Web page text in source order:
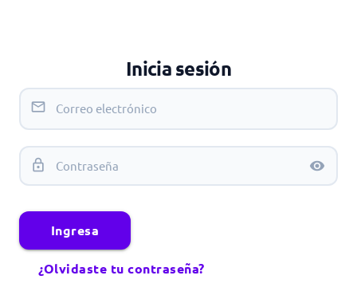
Inicia sesión
mail_outline
lock_outline visibility
Ingresa
¿Olvidaste tu contraseña?